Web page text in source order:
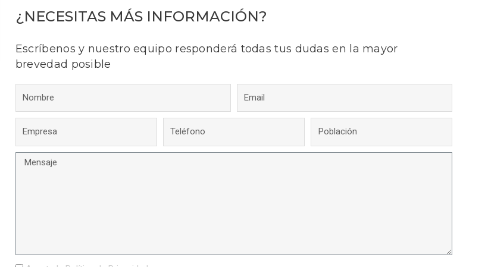
¿NECESITAS MÁS INFORMACIÓN?
Escríbenos y nuestro equipo responderá todas tus dudas en la mayor
brevedad posible